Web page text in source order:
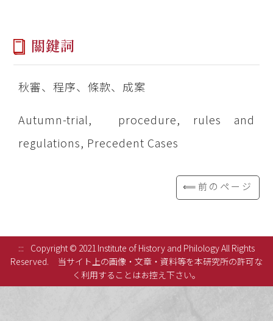
關鍵詞
秋審、程序、條款、成案
Autumn-trial, procedure, rules and
regulations, Precedent Cases
⟸前のページ
:::
Copyright © 2021 Institute of History and Philology All Rights
Reserved.
当サイト上の画像・文章・資料等を本研究所の許可な
く利用することはお控え下さい。